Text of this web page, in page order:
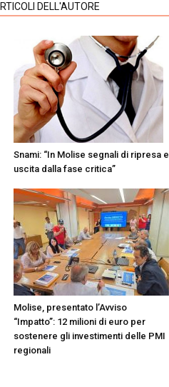
DELL'AUTORE
Snami: “In Molise segnali di ripresa e
uscita dalla fase critica”
Molise, presentato l’Avviso
“Impatto”: 12 milioni di euro per
sostenere gli investimenti delle PMI
regionali